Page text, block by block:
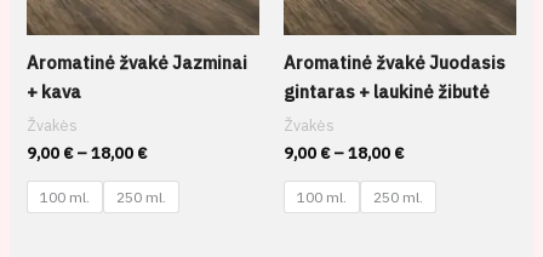
Aromatinė žvakė Jazminai
+ kava
Žvakės
9,00 € – 18,00 €
100 ml. 250 ml.
Aromatinė žvakė Juodasis
gintaras + laukinė žibutė
Žvakės
9,00 € –18,00 €
100 ml. 250 ml.